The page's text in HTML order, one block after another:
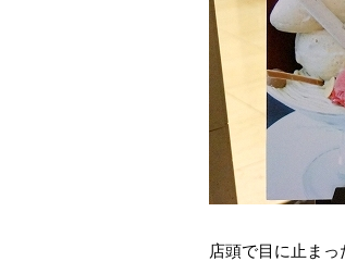
店頭で目に止まっ